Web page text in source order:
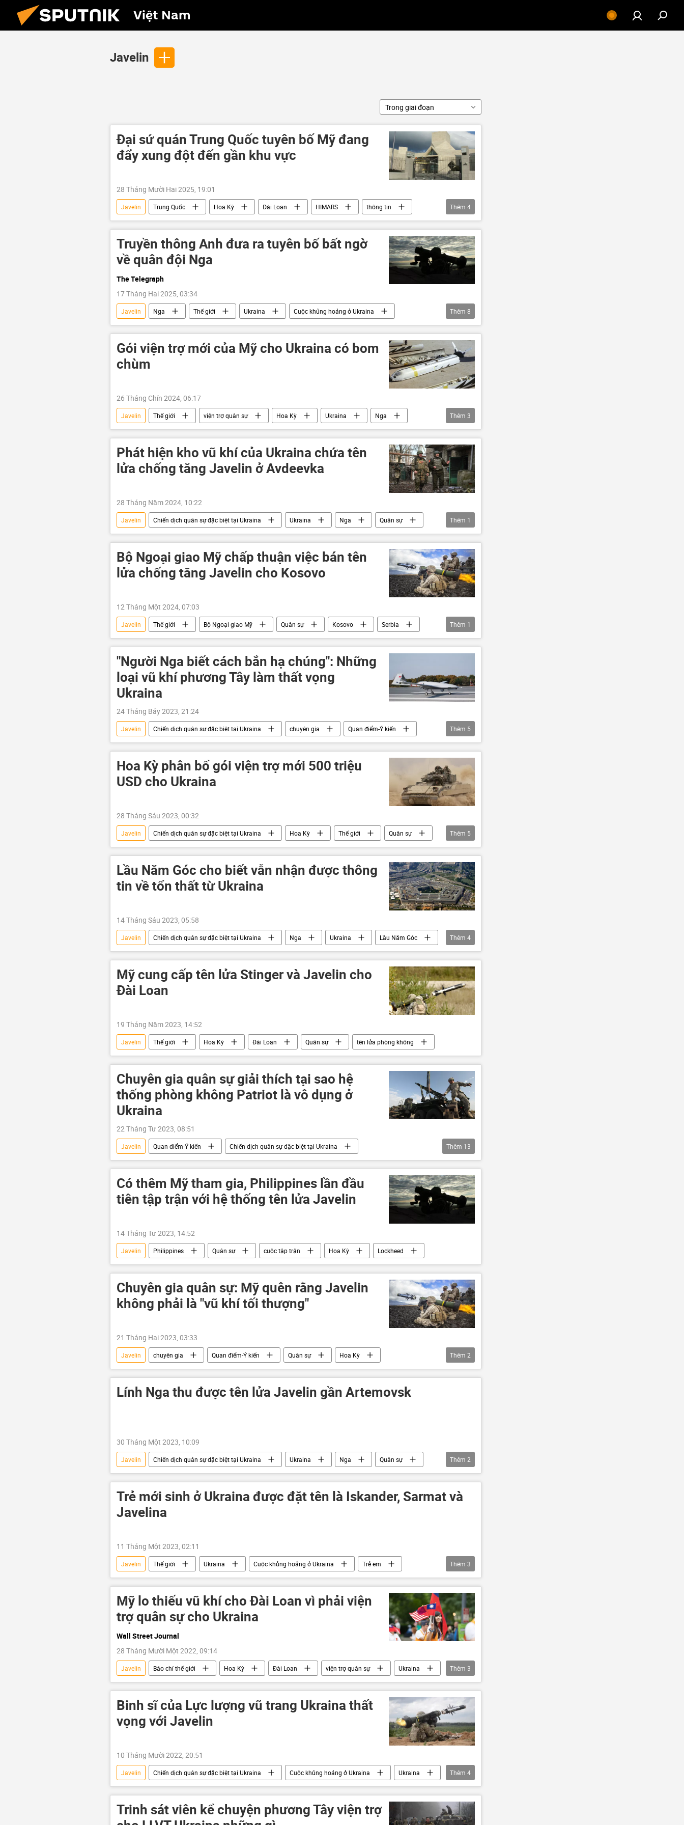
Việt Nam
Javelin
Trong giai đoạn
Đại sứ quán Trung Quốc tuyên bố Mỹ đang
đẩy xung đột đến gần khu vực
28 Tháng Mười Hai 2025, 19:01
Javelin Trung Quốc Hoa Kỳ Đài Loan HIMARS
thông tin
Thế giới
phương Tây Bắc Kinh Washington
Thêm 4
Truyền thông Anh đưa ra tuyên bố bất ngờ
về quân đội Nga
The Telegraph
17 Tháng Hai 2025, 03:34
Javelin Nga Thế giới Ukraina
Cuộc khủng hoảng ở Ukraina
xung đột quân sự
thông tin Quân sự Báo chí thế giới
Anh
Quân đội Nga
Antony Blinken Chiến dịch quân sự đặc biệt tại Ukraina
Thêm 8
Gói viện trợ mới của Mỹ cho Ukraina có bom
chùm
26 Tháng Chín 2024, 06:17
Javelin Thế giới viện trợ quân sự Hoa Kỳ Ukraina
Nga
NATO
Quân sự Joe Biden
Thêm 3
Phát hiện kho vũ khí của Ukraina chứa tên
lửa chống tăng Javelin ở Avdeevka
28 Tháng Năm 2024, 10:22
Javelin Chiến dịch quân sự đặc biệt tại Ukraina Ukraina Nga
Quân sự
Bộ Quốc phòng Nga
Thêm 1
Bộ Ngoại giao Mỹ chấp thuận việc bán tên
lửa chống tăng Javelin cho Kosovo
12 Tháng Một 2024, 07:03
Javelin Thế giới Bộ Ngoại giao Mỹ Quân sự Kosovo
Serbia
Hoa Kỳ
Thêm 1
"Người Nga biết cách bắn hạ chúng": Những
loại vũ khí phương Tây làm thất vọng
Ukraina
24 Tháng Bảy 2023, 21:24
Javelin Chiến dịch quân sự đặc biệt tại Ukraina chuyên gia
Quan điểm-Ý kiến
Cuộc khủng hoảng ở Ukraina
Quân sự xung đột quân sự
viện trợ quân sự
phương Tây
Thêm 5
Hoa Kỳ phân bổ gói viện trợ mới 500 triệu
USD cho Ukraina
28 Tháng Sáu 2023, 00:32
Javelin Chiến dịch quân sự đặc biệt tại Ukraina Hoa Kỳ Thế giới
Quân sự
viện trợ quân sự
Cuộc khủng hoảng ở Ukraina Ukraina
HIMARS
Tổ hợp tên lửa phòng không "Patriot"
Thêm 5
Lầu Năm Góc cho biết vẫn nhận được thông
tin về tổn thất từ Ukraina
14 Tháng Sáu 2023, 05:58
Javelin Chiến dịch quân sự đặc biệt tại Ukraina Nga Ukraina
Lầu Năm Góc
Hoa Kỳ
viện trợ quân sự Thế giới Cuộc khủng hoảng ở Ukraina
Thêm 4
Mỹ cung cấp tên lửa Stinger và Javelin cho
Đài Loan
19 Tháng Năm 2023, 14:52
Javelin Thế giới Hoa Kỳ Đài Loan Quân sự tên lửa phòng không
Chuyên gia quân sự giải thích tại sao hệ
thống phòng không Patriot là vô dụng ở
Ukraina
22 Tháng Tư 2023, 08:51
Javelin Quan điểm-Ý kiến
Chiến dịch quân sự đặc biệt tại Ukraina
Cuộc khủng hoảng ở Ukraina
Ukraina
DNR
Sáp nhập DNR, LNR, Zaporozhye và Kherson vào Nga
Donbass
Donetsk
Nga
Vladimir Zelensky Vladimir Putin
Tổ hợp tên lửa phòng không "Patriot"
chuyên gia
Thêm 13
Có thêm Mỹ tham gia, Philippines lần đầu
tiên tập trận với hệ thống tên lửa Javelin
14 Tháng Tư 2023, 14:52
Javelin Philippines Quân sự cuộc tập trận Hoa Kỳ Lockheed
Chuyên gia quân sự: Mỹ quên rằng Javelin
không phải là "vũ khí tối thượng"
21 Tháng Hai 2023, 03:33
Javelin chuyên gia Quan điểm-Ý kiến Quân sự
Hoa Kỳ
Chiến dịch quân sự đặc biệt tại Ukraina
viện trợ quân sự
Thêm 2
Lính Nga thu được tên lửa Javelin gần Artemovsk
30 Tháng Một 2023, 10:09
Javelin Chiến dịch quân sự đặc biệt tại Ukraina Ukraina Nga
Quân sự
Cuộc khủng hoảng ở Ukraina
súng
Thêm 2
Trẻ mới sinh ở Ukraina được đặt tên là Iskander, Sarmat và
Javelina
11 Tháng Một 2023, 02:11
Javelin Thế giới Ukraina Cuộc khủng hoảng ở Ukraina
Trẻ em
Iskander
tên lửa Sarmat Xã hội
Thêm 3
Mỹ lo thiếu vũ khí cho Đài Loan vì phải viện
trợ quân sự cho Ukraina
Wall Street Journal
28 Tháng Mười Một 2022, 09:14
Javelin Báo chí thế giới Hoa Kỳ Đài Loan viện trợ quân sự
Ukraina
Lầu Năm Góc
Quân sự Lockheed
Thêm 3
Binh sĩ của Lực lượng vũ trang Ukraina thất
vọng với Javelin
10 Tháng Mười 2022, 20:51
Javelin Chiến dịch quân sự đặc biệt tại Ukraina Cuộc khủng hoảng ở Ukraina
Ukraina
Quan điểm-Ý kiến
chuyên gia Thế giới Nga
Thêm 4
Trinh sát viên kể chuyện phương Tây viện trợ